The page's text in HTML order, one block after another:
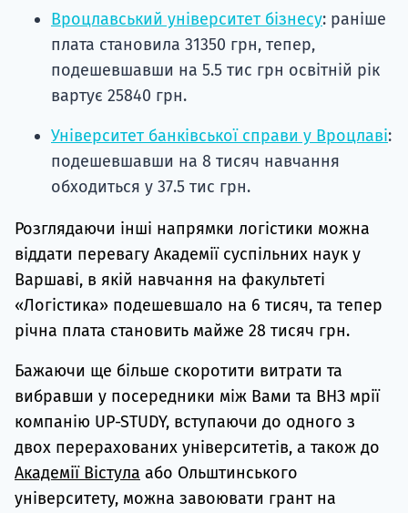
Вроцлавський університет бізнесу: раніше
плата становила 31350 грн, тепер,
подешевшавши на 5.5 тис грн освітній рік
вартує 25840 грн.
Університет банківської справи у Вроцлаві:
подешевшавши на 8 тисяч навчання
обходиться у 37.5 тис грн.
Розглядаючи інші напрямки логістики можна
віддати перевагу Академії суспільних наук у
Варшаві, в якій навчання на факультеті
«Логістика» подешевшало на 6 тисяч, та тепер
річна плата становить майже 28 тисяч грн.
Бажаючи ще більше скоротити витрати та
вибравши у посередники між Вами та ВНЗ мрії
компанію UP-STUDY, вступаючи до одного з
двох перерахованих університетів, а також до
Академії Вістула або Ольштинського
університету, можна завоювати грант на